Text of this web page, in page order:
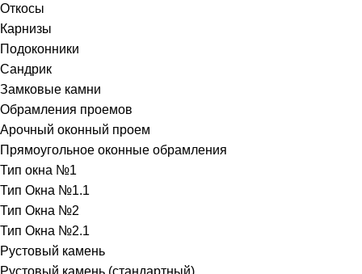
Откосы
Карнизы
Подоконники
Сандрик
Замковые камни
Обрамления проемов
Арочный оконный проем
Прямоугольное оконные обрамления
Тип окна №1
Тип Окна №1.1
Тип Окна №2
Тип Окна №2.1
Рустовый камень
Рустовый камень (стандартный)